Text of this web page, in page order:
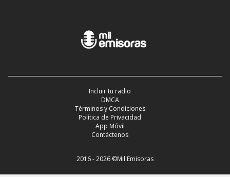
Incluir tu radio
DMCA
Términos y Condiciones
Política de Privacidad
App Móvil
Contáctenos
2016 - 2026 ©Mil Emisoras